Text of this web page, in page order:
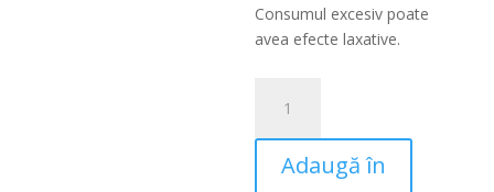
Consumul excesiv poate
avea efecte laxative.
Tablete
30g
Neagra
Adaugă în